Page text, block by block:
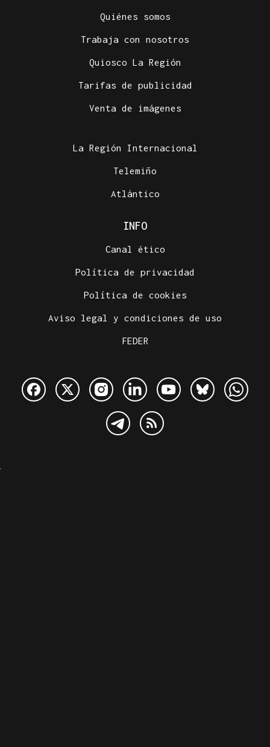
Quiénes somos
Trabaja con nosotros
Quiosco La Región
Tarifas de publicidad
Venta de imágenes
La Región Internacional
Telemiño
Atlántico
INFO
Canal ético
Política de privacidad
Política de cookies
Aviso legal y condiciones de uso
FEDER